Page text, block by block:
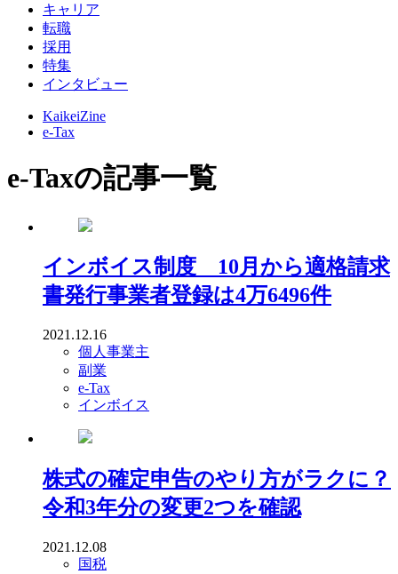
キャリア
転職
採用
特集
インタビュー
KaikeiZine
e-Tax
e-Taxの記事一覧
インボイス制度 10月から適格請求
書発行事業者登録は4万6496件
2021.12.16
個人事業主
副業
e-Tax
インボイス
株式の確定申告のやり方がラクに？
令和3年分の変更2つを確認
2021.12.08
国税